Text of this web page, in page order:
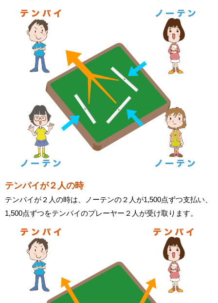
テンパイが２人の時
テンパイが２人の時は、ノーテンの２人が1,500点ずつ支払い、
1,500点ずつをテンパイのプレーヤー２人が受け取ります。